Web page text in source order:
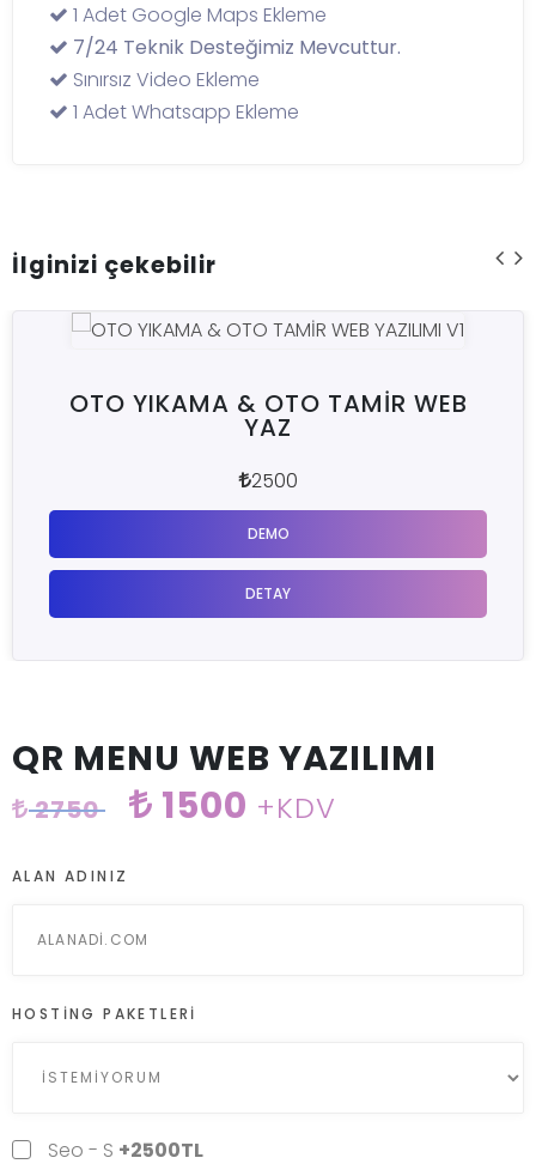
1 Adet Google Maps Ekleme
7/24 Teknik Desteğimiz Mevcuttur.
Sınırsız Video Ekleme
1 Adet Whatsapp Ekleme
İlginizi çekebilir
OTO YIKAMA & OTO TAMİR WEB
YAZ
2500
DEMO
DETAY
QR MENU WEB YAZILIMI
2750 1500 +KDV
ALAN ADINIZ
HOSTING PAKETLERI
Seo - S +2500TL